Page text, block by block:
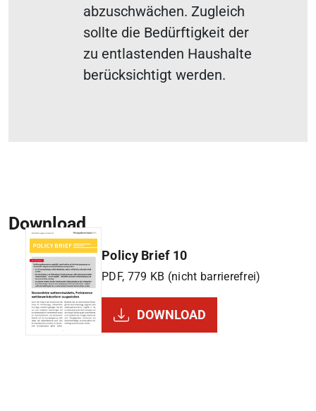
abzuschwächen. Zugleich
sollte die Bedürftigkeit der
zu entlastenden Haushalte
berücksichtigt werden.
Download
Policy Brief 10
PDF, 779 KB (nicht barrierefrei)
DOWNLOAD